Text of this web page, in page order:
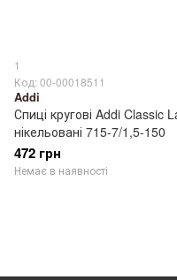
1
Код: 00-00018511
Addi
Спиці кругові Addi Classic
нікельовані 715-7/1,5-150
472 грн
Немає в наявності